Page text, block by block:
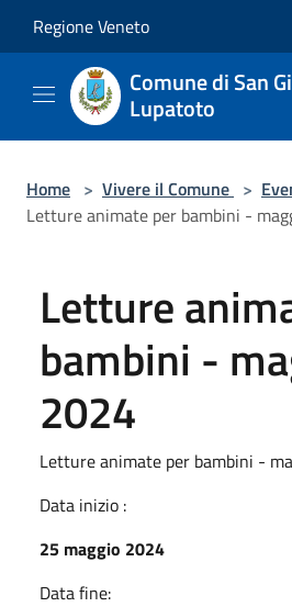
Regione Veneto
Comune di San
Lupatoto
Home > Vivere il Comune >
Letture animate per bambini -
Letture
bambini -
2024
Letture animate per bambini -
Data inizio :
25 maggio 2024
Data fine: